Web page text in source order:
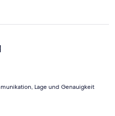
Lage und Genauigkeit